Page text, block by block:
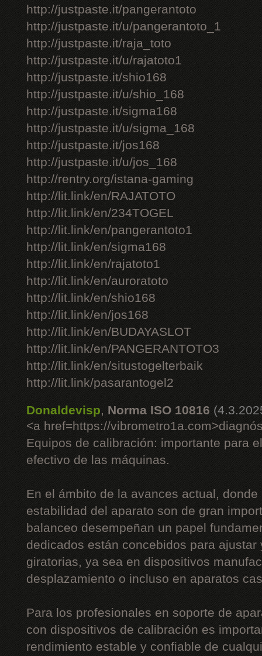
http://justpaste.it/pangerantoto
http://justpaste.it/u/pangerantoto_1
http://justpaste.it/raja_toto
http://justpaste.it/u/rajatoto1
http://justpaste.it/shio168
http://justpaste.it/u/shio_168
http://justpaste.it/sigma168
http://justpaste.it/u/sigma_168
http://justpaste.it/jos168
http://justpaste.it/u/jos_168
http://rentry.org/istana-gaming
http://lit.link/en/RAJATOTO
http://lit.link/en/234TOGEL
http://lit.link/en/pangerantoto1
http://lit.link/en/sigma168
http://lit.link/en/rajatoto1
http://lit.link/en/auroratoto
http://lit.link/en/shio168
http://lit.link/en/jos168
http://lit.link/en/BUDAYASLOT
http://lit.link/en/PANGERANTOTO3
http://lit.link/en/situstogelterbaik
http://lit.link/pasarantogel2
Donaldevisp, Norma ISO 10816
<a href=https://
Equipos de calibración: importante para
efectivo de las máquinas.
En el ámbito de la avances actual,
estabilidad del aparato son de gran
balanceo desempeñan un papel
dedicados están concebidos para
giratorias, ya sea en dispositivos
desplazamiento o incluso en aparatos
Para los profesionales en soporte de
con dispositivos de calibración es
rendimiento estable y confiable de